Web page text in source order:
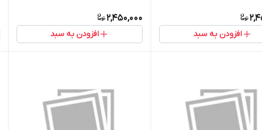
افزودن به سبد
2,450,000
افزودن به سبد